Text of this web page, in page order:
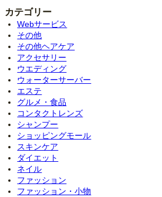
カテゴリー
Webサービス
その他
その他ヘアケア
アクセサリー
ウエディング
ウォーターサーバー
エステ
グルメ・食品
コンタクトレンズ
シャンプー
ショッピングモール
スキンケア
ダイエット
ネイル
ファッション
ファッション・小物